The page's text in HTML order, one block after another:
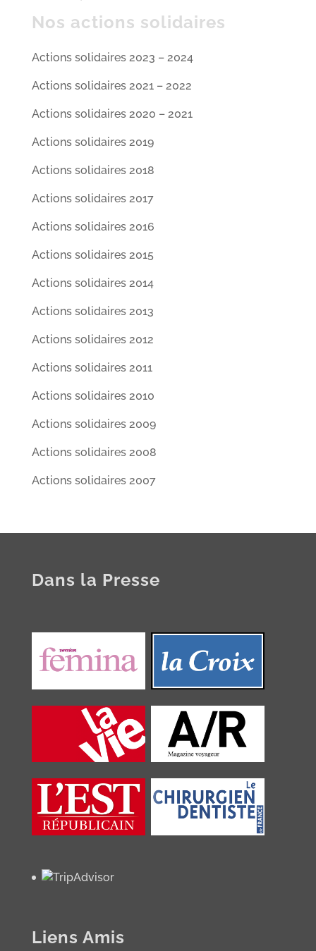
Nos actions solidaires
Actions solidaires 2023 – 2024
Actions solidaires 2021 – 2022
Actions solidaires 2020 – 2021
Actions solidaires 2019
Actions solidaires 2018
Actions solidaires 2017
Actions solidaires 2016
Actions solidaires 2015
Actions solidaires 2014
Actions solidaires 2013
Actions solidaires 2012
Actions solidaires 2011
Actions solidaires 2010
Actions solidaires 2009
Actions solidaires 2008
Actions solidaires 2007
Dans la Presse
Liens Amis